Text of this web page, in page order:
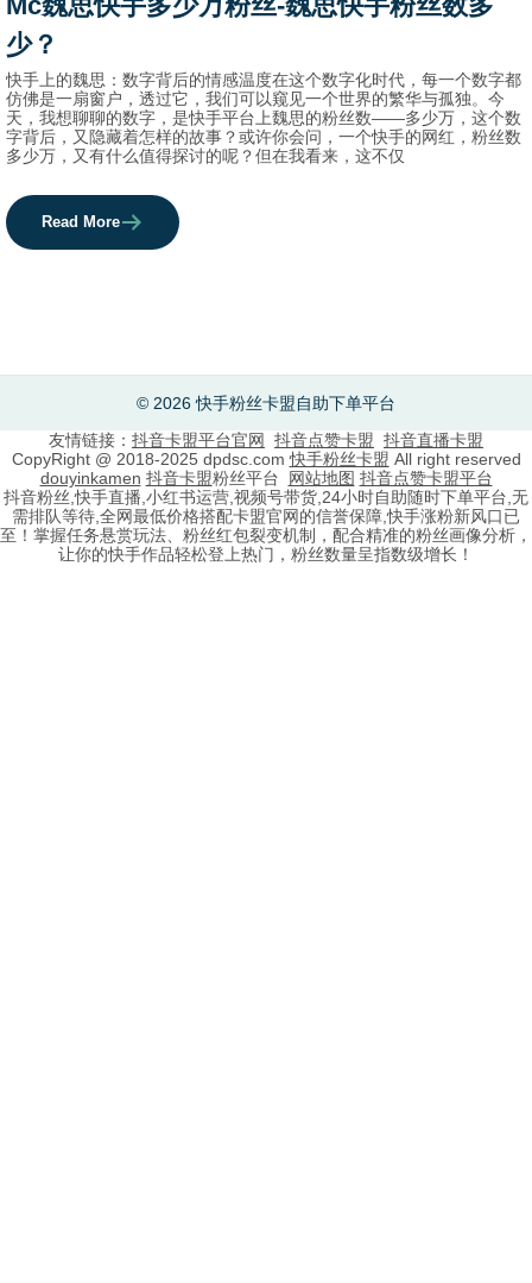
names.
少？
快手上的魏思：数字背后的情感温度在这个数字化时代，每一个数字都
仿佛是一扇窗户，透过它，我们可以窥见一个世界的繁华与孤独。今
天，我想聊聊的数字，是快手平台上魏思的粉丝数——多少万，这个数
字背后，又隐藏着怎样的故事？或许你会问，一个快手的网红，粉丝数
多少万，又有什么值得探讨的呢？但在我看来，这不仅
Read More
© 2026 快手粉丝卡盟自助下单平台
友情链接： 抖音卡盟平台官网 抖音点赞卡盟 抖音直播卡盟
CopyRight @ 2018-2025 dpdsc.com快手粉丝卡盟 All right reserved
douyinkamen 抖音卡盟粉丝平台 网站地图 抖音点赞卡盟平台
抖音粉丝,快手直播,小红书运营,视频号带货,24小时自助随时下单平台,无
需排队等待,全网最低价格搭配卡盟官网的信誉保障,快手涨粉新风口已
至！掌握任务悬赏玩法、粉丝红包裂变机制，配合精准的粉丝画像分析，
让你的快手作品轻松登上热门，粉丝数量呈指数级增长！